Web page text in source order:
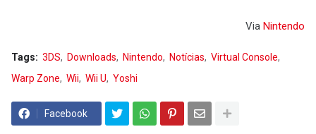
Via Nintendo
Tags: 3DS Downloads Nintendo Notícias
Virtual Console
Warp Zone
Wii Wii U Yoshi
Facebook